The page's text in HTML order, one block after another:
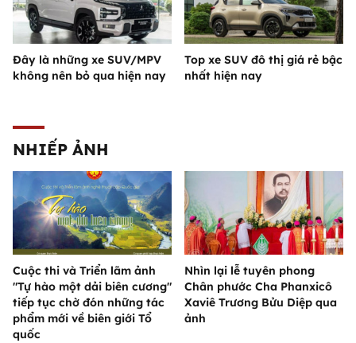
Đây là những xe SUV/MPV
không nên bỏ qua hiện nay
Top xe SUV đô thị giá rẻ bậc
nhất hiện nay
NHIẾP ẢNH
Cuộc thi và Triển lãm ảnh
"Tự hào một dải biên cương"
tiếp tục chờ đón những tác
phẩm mới về biên giới Tổ
quốc
Nhìn lại lễ tuyên phong
Chân phước Cha Phanxicô
Xaviê Trương Bửu Diệp qua
ảnh